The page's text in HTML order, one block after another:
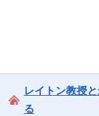
レイトン教授
る